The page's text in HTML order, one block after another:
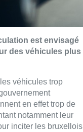
est envisagé
des véhicules plus
véhicules trop
en effet trop de
notamment leur
inciter les bruxellois